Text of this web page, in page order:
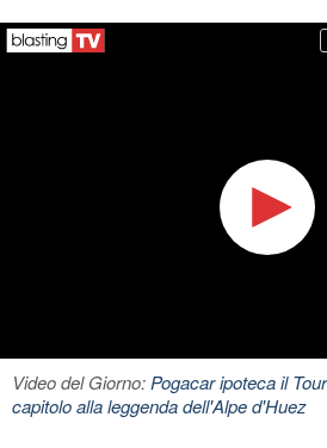
Video del Giorno:Pogacar ipoteca il
capitolo alla leggenda dell'Alpe d'Huez